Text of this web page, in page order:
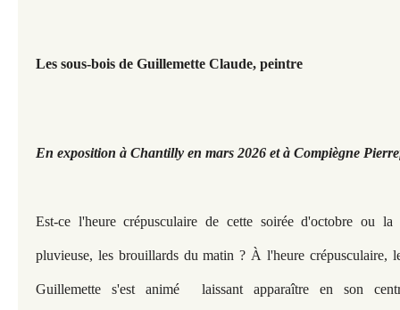
Les sous-bois de Guillemette Claude, peintre
En exposition à Chantilly en mars 2026 et à Compiègne
Est-ce l'heure crépusculaire de cette soirée d'octobre ou la
pluvieuse, les brouillards du matin ? À l'heure crépusculaire,
Guillemette s'est animé laissant apparaître en son